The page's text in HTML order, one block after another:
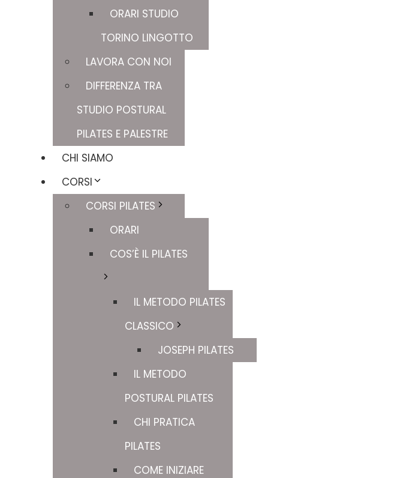
ORARI STUDIO
TORINO LINGOTTO
LAVORA CON NOI
DIFFERENZA TRA
STUDIO POSTURAL
PILATES E PALESTRE
CHI SIAMO
CORSI
CORSI PILATES
ORARI
COS’È IL PILATES
IL METODO PILATES
CLASSICO
JOSEPH PILATES
IL METODO
POSTURAL PILATES
CHI PRATICA
PILATES
COME INIZIARE